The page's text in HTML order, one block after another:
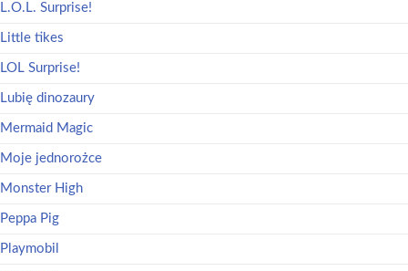
L.O.L. Surprise!
Little tikes
LOL Surprise!
Lubię dinozaury
Mermaid Magic
Moje jednorożce
Monster High
Peppa Pig
Playmobil